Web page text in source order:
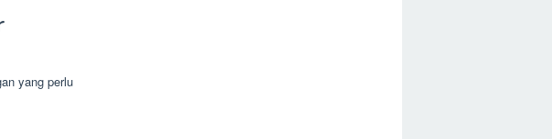
yang perlu